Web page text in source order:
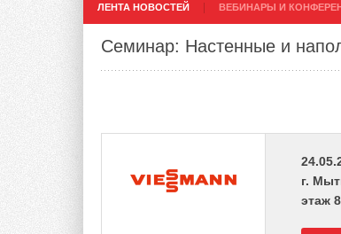
ЛЕНТА НОВОСТЕЙ ВЕБИНАРЫ И
Семинар: Настенные и
г.
этаж 8